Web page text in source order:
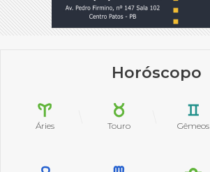
Horóscopo
Áries Touro Gêmeos